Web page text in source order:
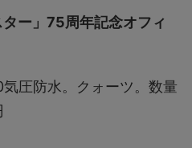
ー」75周年記念オフィ
圧防水。クォーツ。数量